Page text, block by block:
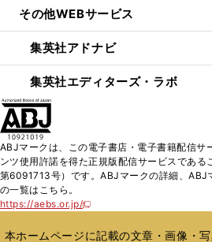
その他WEBサービス
集英社アドナビ
集英社エディターズ・ラボ
ABJマークは、この電子書店・電子書籍配信サ
ンツ使用許諾を得た正規版配信サービスである
第6091713号）です。ABJマークの詳細、ABJ
の一覧はこちら。
https://aebs.or.jp/
新
い
本ホームページに記載の文章・画像・